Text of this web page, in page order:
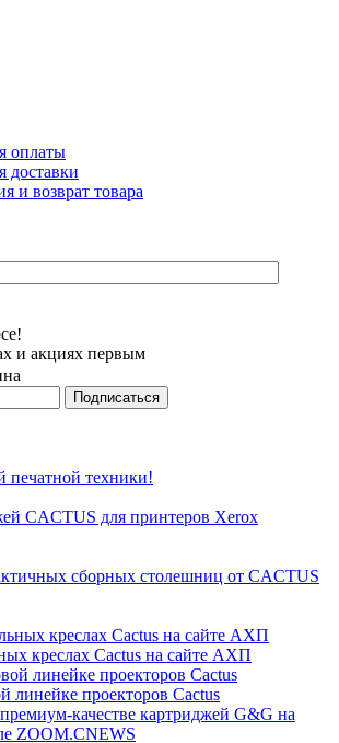
оплаты
доставки
и возврат товара
и акциях первым
печатной техники!
CACTUS для принтеров Xerox
сборных столешниц от CACTUS
креслах Cactus на сайте АХП
линейке проекторов Cactus